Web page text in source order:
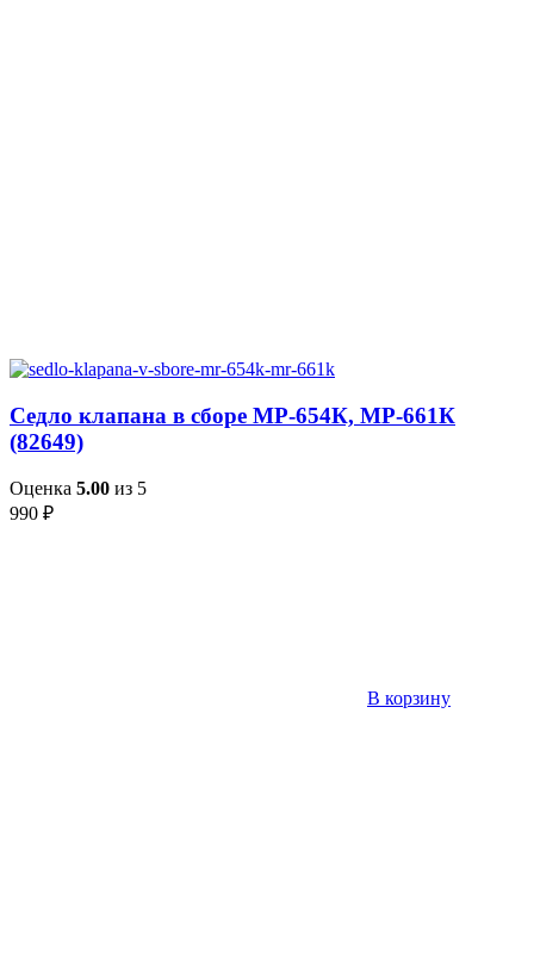
Седло клапана в сборе МР-654К, МР-661К
(82649)
Оценка 5.00 из 5
990 ₽
В корзину